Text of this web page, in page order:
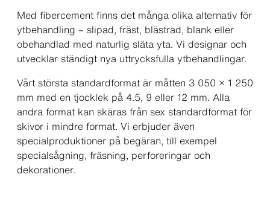
Med fibercement finns det många olika alternativ för
ytbehandling – slipad, fräst, blästrad, blank eller
obehandlad med naturlig släta yta. Vi designar och
utvecklar ständigt nya uttrycksfulla ytbehandlingar.
Vårt största standardformat är måtten 3 050 × 1 250
mm med en tjocklek på 4.5, 9 eller 12 mm. Alla
andra format kan skäras från sex standardformat för
skivor i mindre format. Vi erbjuder även
specialproduktioner på begäran, till exempel
specialsågning, fräsning, perforeringar och
dekorationer.